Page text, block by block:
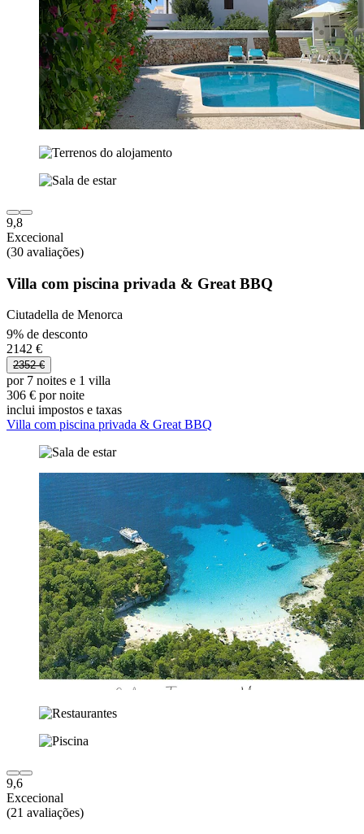
9,8
Excecional
(30 avaliações)
Villa com piscina privada & Great BBQ
Ciutadella de Menorca
9% de desconto
2142 €
2352 €
por 7 noites e 1 villa
306 € por noite
inclui impostos e taxas
Villa com piscina privada & Great BBQ
9,6
Excecional
(21 avaliações)